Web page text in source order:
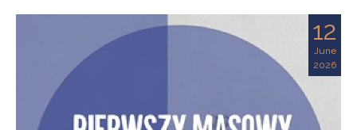
12
June
2026